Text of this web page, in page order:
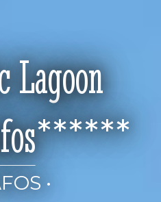
Lagoon
•